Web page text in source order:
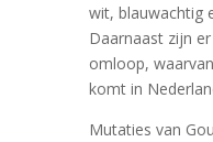
wit, blauwachtig
Daarnaast zijn
omloop,
komt in
Mutaties van